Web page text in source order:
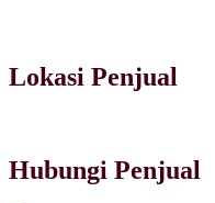
Lokasi Penjual
Hubungi Penjual